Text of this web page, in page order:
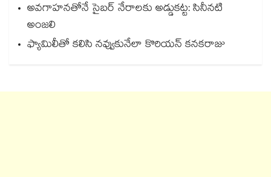
అవగాహనతోనే సైబర్ నేరాలకు అడ్డుకట్ట: సినీనటి
అంజలి
ఫ్యామిలీతో కలిసి నవ్వుకునేలా కొరియన్ కనకరాజు